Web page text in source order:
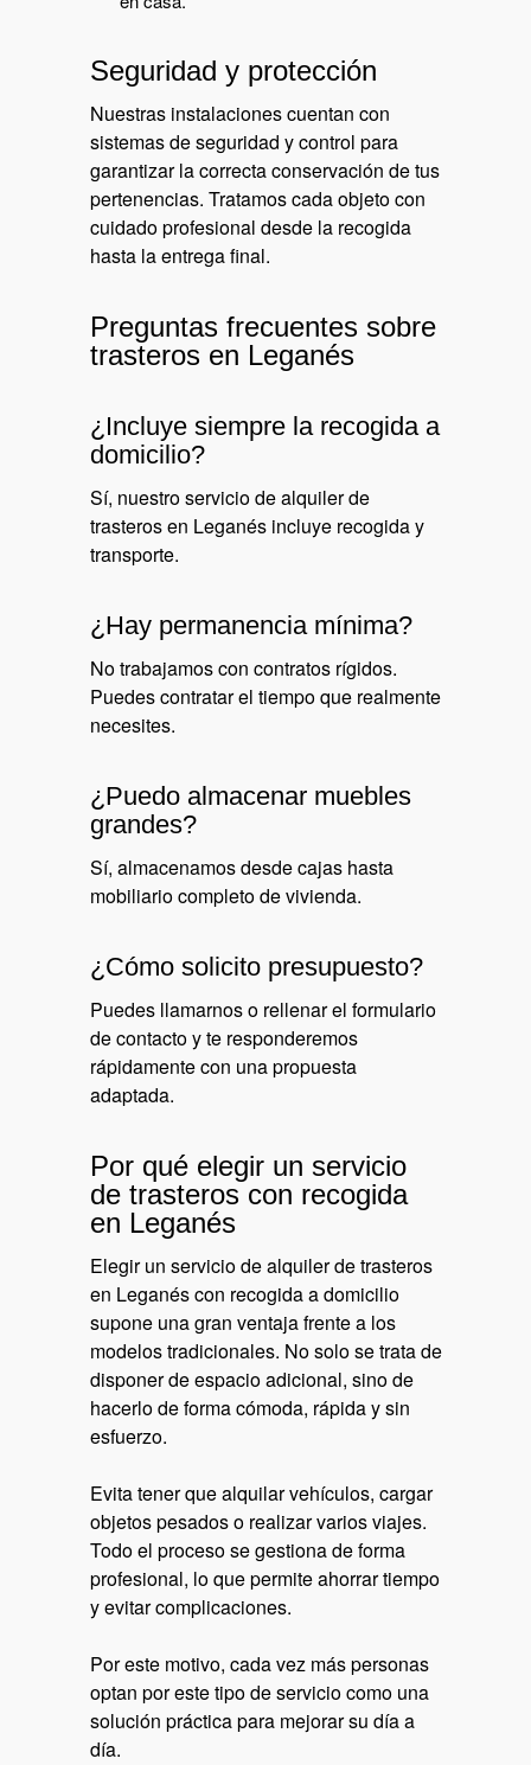
Seguridad y protección
Nuestras instalaciones cuentan con
sistemas de seguridad y control para
garantizar la correcta conservación de tus
pertenencias. Tratamos cada objeto con
cuidado profesional desde la recogida
hasta la entrega final.
Preguntas frecuentes sobre
trasteros en Leganés
¿Incluye siempre la recogida a
domicilio?
Sí, nuestro servicio de alquiler de
trasteros en Leganés incluye recogida y
transporte.
¿Hay permanencia mínima?
No trabajamos con contratos rígidos.
Puedes contratar el tiempo que realmente
necesites.
¿Puedo almacenar muebles
grandes?
Sí, almacenamos desde cajas hasta
mobiliario completo de vivienda.
¿Cómo solicito presupuesto?
Puedes llamarnos o rellenar el formulario
de contacto y te responderemos
rápidamente con una propuesta
adaptada.
Por qué elegir un servicio
de trasteros con recogida
en Leganés
Elegir un servicio de alquiler de trasteros
en Leganés con recogida a domicilio
supone una gran ventaja frente a los
modelos tradicionales. No solo se trata de
disponer de espacio adicional, sino de
hacerlo de forma cómoda, rápida y sin
esfuerzo.
Evita tener que alquilar vehículos, cargar
objetos pesados o realizar varios viajes.
Todo el proceso se gestiona de forma
profesional, lo que permite ahorrar tiempo
y evitar complicaciones.
Por este motivo, cada vez más personas
optan por este tipo de servicio como una
solución práctica para mejorar su día a
día.